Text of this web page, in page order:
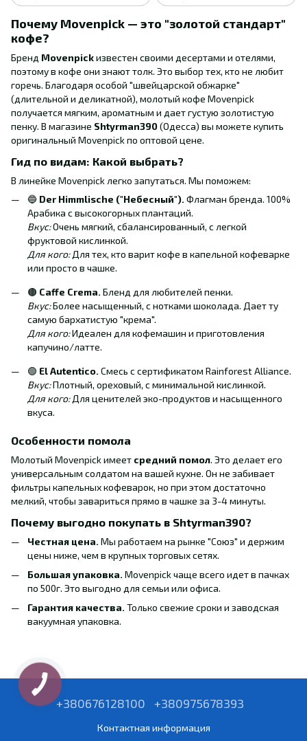
Почему Movenpick — это "золотой стандарт"
кофе?
Бренд Movenpickизвестен своими десертами и отелями,
поэтому в кофе они знают толк. Это выбор тех, кто не любит
горечь. Благодаря особой "швейцарской обжарке"
(длительной и деликатной), молотый кофе Movenpick
получается мягким, ароматным и дает густую золотистую
пенку. В магазине Shtyrman390(Одесса) вы можете купить
оригинальный Movenpick по оптовой цене.
Гид по видам: Какой выбрать?
В линейке Movenpick легко запутаться. Мы поможем:
🔵 Der Himmlische ("Небесный"). Флагман бренда. 100%
Арабика с высокогорных плантаций.
Вкус:Очень мягкий, сбалансированный, с легкой
фруктовой кислинкой.
Для кого:Для тех, кто варит кофе в капельной кофеварке
или просто в чашке.
🟤 Caffe Crema. Бленд для любителей пенки.
Вкус:Более насыщенный, с нотками шоколада. Дает ту
самую бархатистую "крема".
Для кого:Идеален для кофемашин и приготовления
капучино/латте.
🟢 El Autentico. Смесь с сертификатом Rainforest Alliance.
Вкус:Плотный, ореховый, с минимальной кислинкой.
Для кого:Для ценителей эко-продуктов и насыщенного
вкуса.
Особенности помола
Молотый Movenpick имеет средний помол. Это делает его
универсальным солдатом на вашей кухне. Он не забивает
фильтры капельных кофеварок, но при этом достаточно
мелкий, чтобы завариться прямо в чашке за 3-4 минуты.
Почему выгодно покупать в Shtyrman390?
Честная цена. Мы работаем на рынке "Союз" и держим
цены ниже, чем в крупных торговых сетях.
Большая упаковка. Movenpick чаще всего идет в пачках
по 500г. Это выгодно для семьи или офиса.
Гарантия качества. Только свежие сроки и заводская
вакуумная упаковка.
+380676128100 +380975678393
Контактная информация